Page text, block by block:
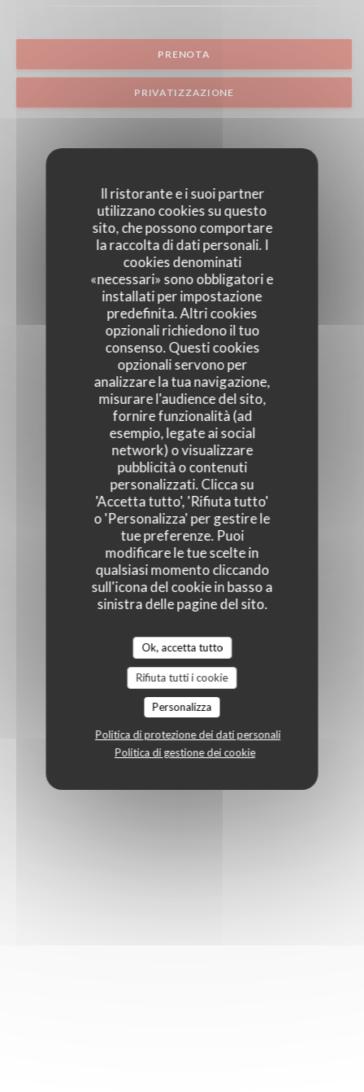
Il ristorante e i suoi partner
utilizzano cookies su questo
sito, che possono comportare
la raccolta di dati personali. I
cookies denominati
«necessari» sono obbligatori e
installati per impostazione
predefinita. Altri cookies
opzionali richiedono il tuo
consenso. Questi cookies
opzionali servono per
analizzare la tua navigazione,
misurare l'audience del sito,
fornire funzionalità (ad
esempio, legate ai social
network) o visualizzare
pubblicità o contenuti
personalizzati. Clicca su
'Accetta tutto', 'Rifiuta tutto'
o 'Personalizza' per gestire le
tue preferenze. Puoi
modificare le tue scelte in
qualsiasi momento cliccando
sull'icona del cookie in basso a
sinistra delle pagine del sito.
Ok, accetta tutto
Rifiuta tutti i cookie
Personalizza
Politica di protezione dei dati personali
Politica di gestione dei cookie
PRENOTA
PRIVATIZZAZIONE